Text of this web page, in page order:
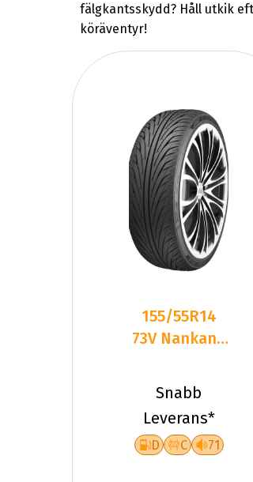
fälgkantsskydd? Håll utkik
köräventyr!
155/55R14
73V Nankang
Snabb
Leverans*
D C 71